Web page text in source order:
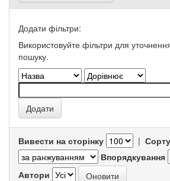
Додати фільтри:
Використовуйте фільтри для
пошуку.
Вивести на сторінку |
Впорядкування
Автори